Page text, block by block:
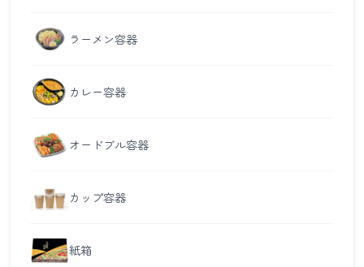
ラーメン容器
カレー容器
オードブル容器
カップ容器
紙箱